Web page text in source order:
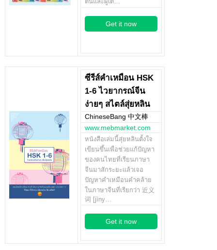
Get it now
ซีรีส์คำเหมือน HSK
1-6 ไวยากรณ์จีน
ง่ายๆ สไตล์สุ่ยหลิน
ChineseBang 中文棒
www.mebmarket.com
หนังสือเล่มนี้สุ่ยหลินตั้งใจ
เขียนขึ้นเพื่อช่วยแก้ปัญหา
ของคนไทยที่เรียนภาษา
จีนมาสักระยะแล้วเจอ
ปัญหาคำเหมือนคำคล้าย
ในภาษาจีนที่เรียกว่า 近义
词 [jìny…
Get it now